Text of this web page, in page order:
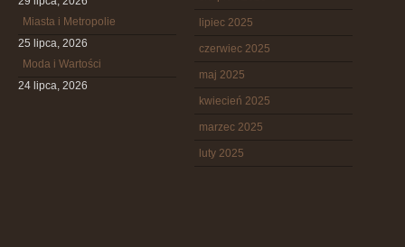
Miasta i Metropolie
25 lipca, 2026
Moda i Wartości
24 lipca, 2026
lipiec 2025
czerwiec 2025
maj 2025
kwiecień 2025
marzec 2025
luty 2025